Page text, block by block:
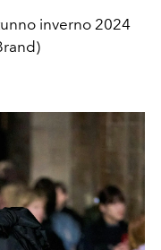
inverno 2024